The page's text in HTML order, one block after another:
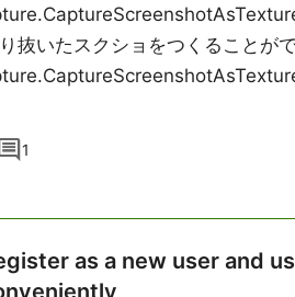
抜いたスクショをつくることがで
1
as a new user and